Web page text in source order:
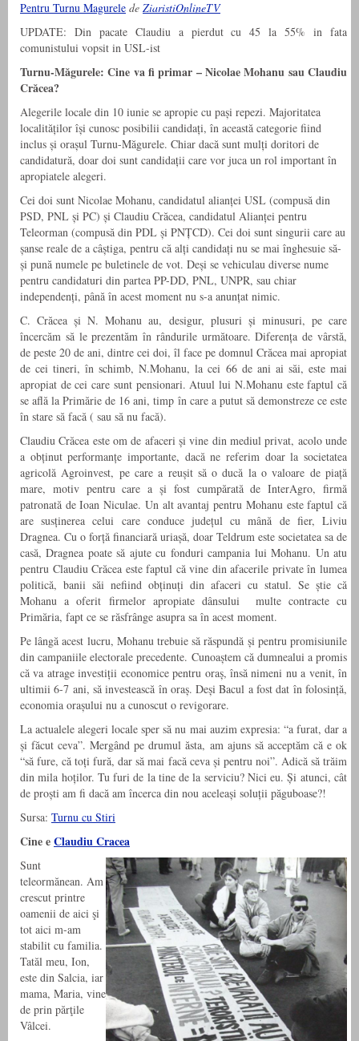
Pentru Turnu Magurele de ZiaristiOnlineTV
UPDATE: Din pacate Claudiu a pierdut cu 45 la 55% in fata
comunistului vopsit in USL-ist
Turnu-Măgurele: Cine va fi primar – Nicolae Mohanu sau Claudiu
Crăcea?
Alegerile locale din 10 iunie se apropie cu pași repezi. Majoritatea
localităților își cunosc posibilii candidați, în această categorie fiind
inclus și orașul Turnu-Măgurele. Chiar dacă sunt mulți doritori de
candidatură, doar doi sunt candidații care vor juca un rol important în
apropiatele alegeri.
Cei doi sunt Nicolae Mohanu, candidatul alianței USL (compusă din
PSD, PNL și PC) și Claudiu Crăcea, candidatul Alianței pentru
Teleorman (compusă din PDL și PNȚCD). Cei doi sunt singurii care au
șanse reale de a câștiga, pentru că alți candidați nu se mai înghesuie să-
și pună numele pe buletinele de vot. Deși se vehiculau diverse nume
pentru candidaturi din partea PP-DD, PNL, UNPR, sau chiar
independenți, până în acest moment nu s-a anunțat nimic.
C. Crăcea și N. Mohanu au, desigur, plusuri și minusuri, pe care
încercăm să le prezentăm în rândurile următoare. Diferența de vârstă,
de peste 20 de ani, dintre cei doi, îl face pe domnul Crăcea mai apropiat
de cei tineri, în schimb, N.Mohanu, la cei 66 de ani ai săi, este mai
apropiat de cei care sunt pensionari. Atuul lui N.Mohanu este faptul că
se află la Primărie de 16 ani, timp în care a putut să demonstreze ce este
în stare să facă ( sau să nu facă).
Claudiu Crăcea este om de afaceri și vine din mediul privat, acolo unde
a obținut performanțe importante, dacă ne referim doar la societatea
agricolă Agroinvest, pe care a reușit să o ducă la o valoare de piață
mare, motiv pentru care a și fost cumpărată de InterAgro, firmă
patronată de Ioan Niculae. Un alt avantaj pentru Mohanu este faptul că
are susținerea celui care conduce județul cu mână de fier, Liviu
Dragnea. Cu o forță financiară uriașă, doar Teldrum este societatea sa de
casă, Dragnea poate să ajute cu fonduri campania lui Mohanu. Un atu
pentru Claudiu Crăcea este faptul că vine din afacerile private în lumea
politică, banii săi nefiind obținuți din afaceri cu statul. Se știe că
Mohanu a oferit firmelor apropiate dânsului multe contracte cu
Primăria, fapt ce se răsfrânge asupra sa în acest moment.
Pe lângă acest lucru, Mohanu trebuie să răspundă și pentru promisiunile
din campaniile electorale precedente. Cunoaștem că dumnealui a promis
că va atrage investiții economice pentru oraș, însă nimeni nu a venit, în
ultimii 6-7 ani, să investească în oraș. Deși Bacul a fost dat în folosință,
economia orașului nu a cunoscut o revigorare.
La actualele alegeri locale sper să nu mai auzim expresia: “a furat, dar a
și făcut ceva”. Mergând pe drumul ăsta, am ajuns să acceptăm că e ok
“să fure, că toți fură, dar să mai facă ceva și pentru noi”. Adică să trăim
din mila hoților. Tu furi de la tine de la serviciu? Nici eu. Și atunci, cât
de proști am fi dacă am încerca din nou aceleași soluții păguboase?!
Sursa: Turnu cu Stiri
Cine eClaudiu Cracea
Sunt
teleormănean. Am
crescut printre
oamenii de aici şi
tot aici m-am
stabilit cu familia.
Tatăl meu, Ion,
este din Salcia, iar
mama, Maria, vine
de prin părţile
Vâlcei.